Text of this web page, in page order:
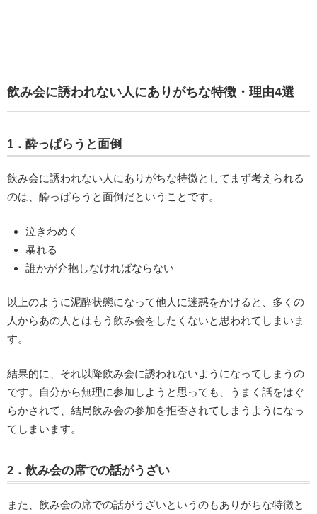
飲み会に誘われない人にありがちな特徴・理由4選
1．酔っぱらうと面倒
飲み会に誘われない人にありがちな特徴としてまず考えられる
のは、酔っぱらうと面倒だということです。
泣きわめく
暴れる
誰かが介抱しなければならない
以上のように泥酔状態になって他人に迷惑をかけると、多くの
人からあの人とはもう飲み会をしたくないと思われてしまいま
す。
結果的に、それ以降飲み会に誘われないようになってしまうの
です。自分から無理に参加しようと思っても、うまく話をはぐ
らかされて、結局飲み会の参加を拒否されてしまうようになっ
てしまいます。
2．飲み会の席での話がうざい
また、飲み会の席での話がうざいというのもありがちな特徴と